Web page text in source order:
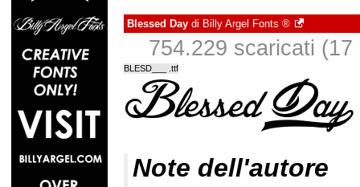
Blessed Day di Billy Argel Fonts ®
754.229 scaricati (17
BLESD___ .ttf
Note dell'autore